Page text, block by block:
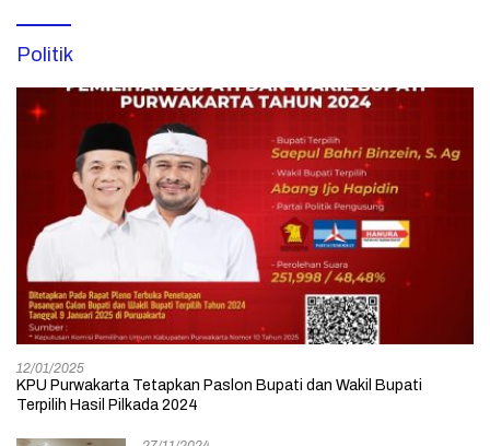
Politik
12/01/2025
KPU Purwakarta Tetapkan Paslon Bupati dan Wakil Bupati
Terpilih Hasil Pilkada 2024